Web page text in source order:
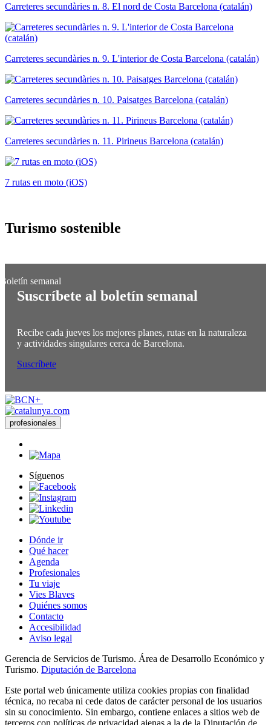
Carreteres secundàries n. 8. El nord de Costa Barcelona (catalán)
Carreteres secundàries n. 9. L'interior de Costa Barcelona (catalán)
Carreteres secundàries n. 10. Paisatges Barcelona (catalán)
Carreteres secundàries n. 11. Pirineus Barcelona (catalán)
7 rutas en moto (iOS)
Turismo sostenible
Suscríbete al boletín semanal
Recibe cada jueves los mejores planes, rutas en la naturaleza
y actividades singulares cerca de Barcelona.
Suscríbete
profesionales
Síguenos
Dónde ir
Qué hacer
Agenda
Profesionales
Tu viaje
Vies Blaves
Quiénes somos
Contacto
Accesibilidad
Aviso legal
Gerencia de Servicios de Turismo. Área de Desarrollo Económico y
Turismo. Diputación de Barcelona
Este portal web únicamente utiliza cookies propias con finalidad
técnica, no recaba ni cede datos de carácter personal de los usuarios
sin su conocimiento. Sin embargo, contiene enlaces a sitios web de